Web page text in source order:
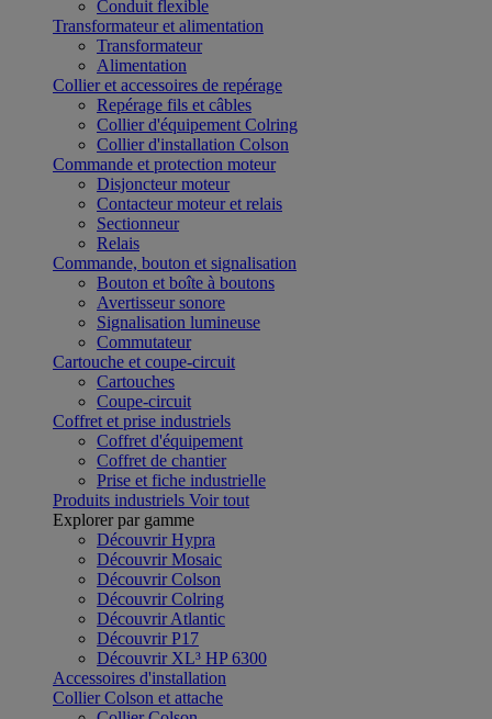
Conduit flexible
Transformateur et alimentation
Transformateur
Alimentation
Collier et accessoires de repérage
Repérage fils et câbles
Collier d'équipement Colring
Collier d'installation Colson
Commande et protection moteur
Disjoncteur moteur
Contacteur moteur et relais
Sectionneur
Relais
Commande, bouton et signalisation
Bouton et boîte à boutons
Avertisseur sonore
Signalisation lumineuse
Commutateur
Cartouche et coupe-circuit
Cartouches
Coupe-circuit
Coffret et prise industriels
Coffret d'équipement
Coffret de chantier
Prise et fiche industrielle
Produits industriels Voir tout
Explorer par gamme
Découvrir Hypra
Découvrir Mosaic
Découvrir Colson
Découvrir Colring
Découvrir Atlantic
Découvrir P17
Découvrir XL³ HP 6300
Accessoires d'installation
Collier Colson et attache